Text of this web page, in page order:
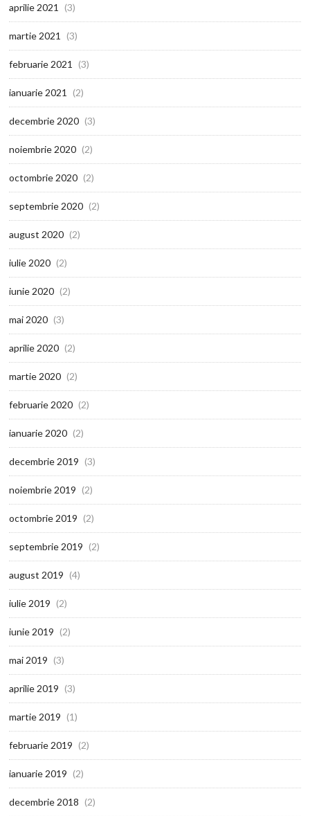
aprilie 2021 (3)
martie 2021 (3)
februarie 2021 (3)
ianuarie 2021 (2)
decembrie 2020 (3)
noiembrie 2020 (2)
octombrie 2020 (2)
septembrie 2020 (2)
august 2020 (2)
iulie 2020 (2)
iunie 2020 (2)
mai 2020 (3)
aprilie 2020 (2)
martie 2020 (2)
februarie 2020 (2)
ianuarie 2020 (2)
decembrie 2019 (3)
noiembrie 2019 (2)
octombrie 2019 (2)
septembrie 2019 (2)
august 2019 (4)
iulie 2019 (2)
iunie 2019 (2)
mai 2019 (3)
aprilie 2019 (3)
martie 2019 (1)
februarie 2019 (2)
ianuarie 2019 (2)
decembrie 2018 (2)